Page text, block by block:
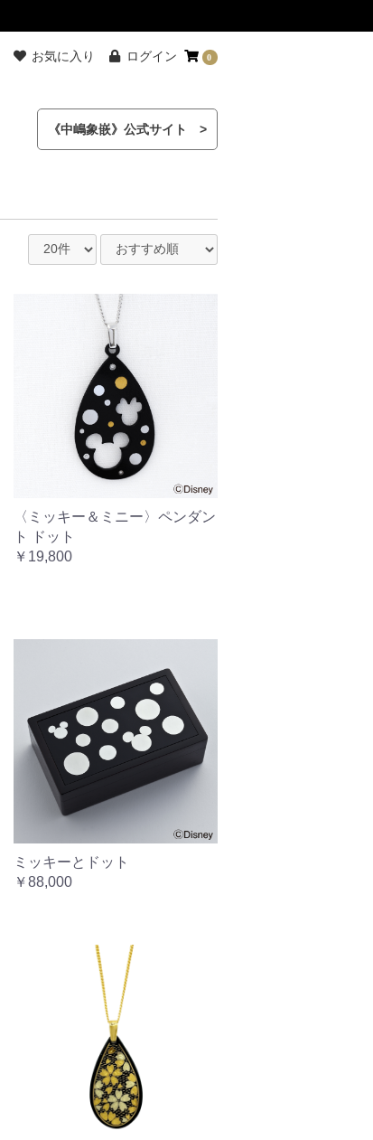
0
お気に入り ログイン
《中嶋象嵌》公式サイト >
〈ミッキー＆ミニー〉ペンダン
ト ドット
￥19,800
ミッキーとドット
￥88,000